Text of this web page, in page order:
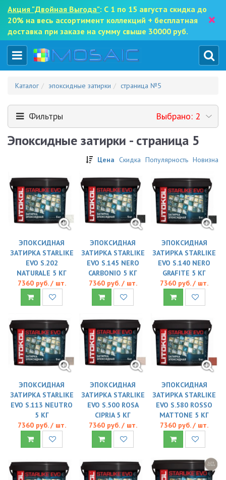
Акция "Двойная Выгода": С 1 по 15 августа скидка до
20% на весь ассортимент коллекций + бесплатная
доставка при заказе на сумму свыше 30000 руб.
×
Каталог эпоксидные затирки страница №5
Фильтры Выбрано: 2
Эпоксидные затирки - страница 5
Цена Скидка Популярность Новизна
ЭПОКСИДНАЯ
ЗАТИРКА STARLIKE
EVO S.202
NATURALE 5 КГ
7360 руб. / шт.
ЭПОКСИДНАЯ
ЗАТИРКА STARLIKE
EVO S.145 NERO
CARBONIO 5 КГ
7360 руб. / шт.
ЭПОКСИДНАЯ
ЗАТИРКА STARLIKE
EVO S.140 NERO
GRAFITE 5 КГ
7360 руб. / шт.
ЭПОКСИДНАЯ
ЗАТИРКА STARLIKE
EVO S.113 NEUTRO
5 КГ
7360 руб. / шт.
ЭПОКСИДНАЯ
ЗАТИРКА STARLIKE
EVO S.500 ROSA
CIPRIA 5 КГ
7360 руб. / шт.
ЭПОКСИДНАЯ
ЗАТИРКА STARLIKE
EVO S.580 ROSSO
MATTONE 5 КГ
7360 руб. / шт.